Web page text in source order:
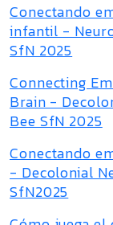
Conectando
infantil -
SfN 2025
Connecting
Brain -
Bee SfN 2025
Conectando
- Decolonial
SfN2025